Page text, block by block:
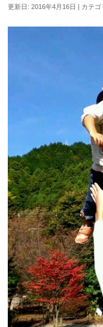
更新日: 2016年4月16日 カテ